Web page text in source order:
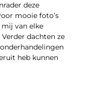
deze
mooie foto’s
van elke
dachten ze
heb kunnen